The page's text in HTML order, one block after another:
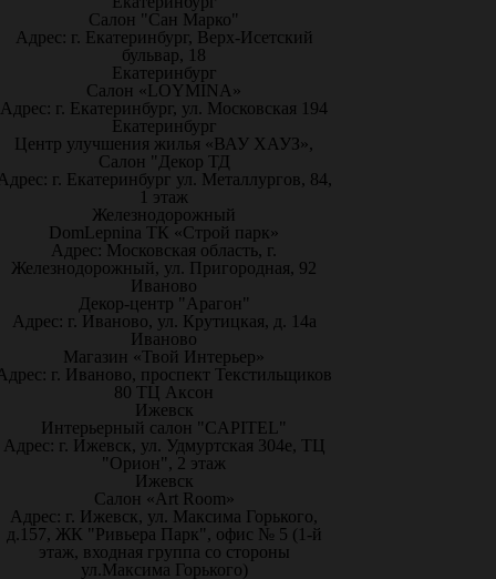
Салон "Сан Марко"
Адрес: г. Екатеринбург, Верх-Исетский
бульвар, 18
Екатеринбург
Салон «LOYMINA»
Адрес: г. Екатеринбург, ул. Московская 194
Екатеринбург
Центр улучшения жилья «ВАУ ХАУЗ»,
Салон "Декор ТД
г. Екатеринбург ул. Металлургов, 84,
1 этаж
Железнодорожный
DomLepnina ТК «Строй парк»
Адрес: Московская область, г.
Железнодорожный, ул. Пригородная, 92
Иваново
Декор-центр "Арагон"
Адрес: г. Иваново, ул. Крутицкая, д. 14а
Иваново
Магазин «Твой Интерьер»
г. Иваново, проспект Текстильщиков
80 ТЦ Аксон
Ижевск
Интерьерный салон "CAPITEL"
Адрес: г. Ижевск, ул. Удмуртская 304е, ТЦ
"Орион", 2 этаж
Ижевск
Салон «Art Room»
Адрес: г. Ижевск, ул. Максима Горького,
д.157, ЖК "Ривьера Парк", офис № 5 (1-й
этаж, входная группа со стороны
ул.Максима Горького)